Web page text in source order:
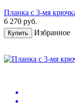
Планка с 3-мя
6 270 руб.
Купить Избранное